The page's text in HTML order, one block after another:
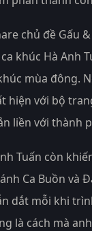
chủ đề Gấu
khúc Hà Anh
mùa đông.
hiện với bộ
liền với thành
Tuấn còn
Ca Buồn và
dắt mỗi khi
là cách mà